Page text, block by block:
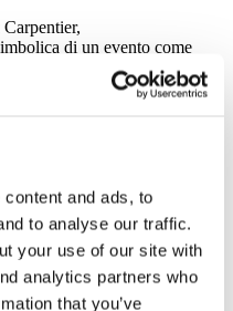
and ads, to
to analyse our traffic.
your use of our site with
analytics partners who
that you’ve
di un evento come
nella gestione sostenibile
forestale. “Le foreste europee
Italia nel corso del mese di
nel corso dell’evento si
per ognuno dei
paper_presents